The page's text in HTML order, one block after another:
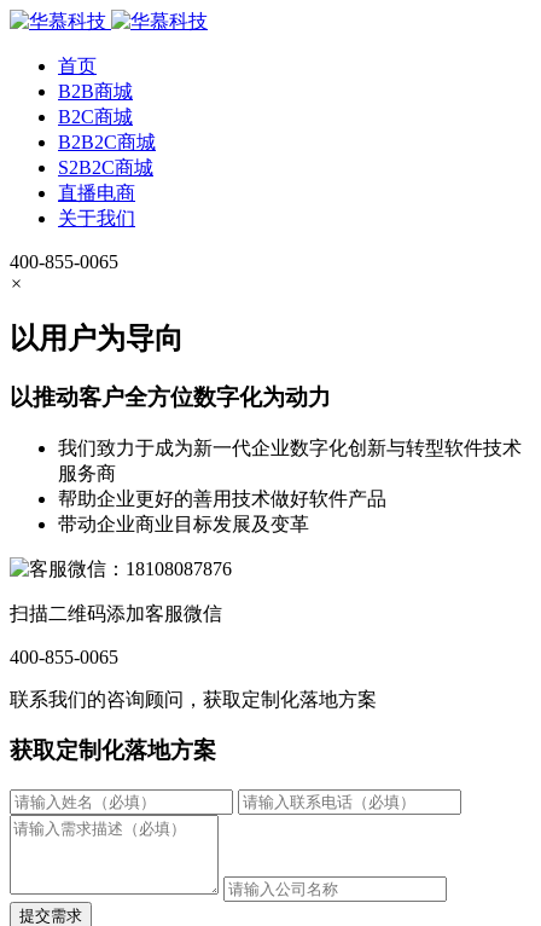
首页
B2B商城
B2C商城
B2B2C商城
S2B2C商城
直播电商
关于我们
400-855-0065
×
以用户为导向
以推动客户全方位数字化为动力
我们致力于成为新一代企业数字化创新与转型软件技术
服务商
帮助企业更好的善用技术做好软件产品
带动企业商业目标发展及变革
扫描二维码添加客服微信
400-855-0065
联系我们的咨询顾问，获取定制化落地方案
获取定制化落地方案
提交需求